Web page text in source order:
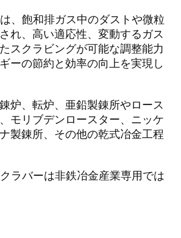
、飽和排ガス中のダストや微粒
れ、高い適応性、変動するガス
スクラビングが可能な調整能力
ーの節約と効率の向上を実現し
炉、転炉、亜鉛製錬所やロース
モリブデンロースター、ニッケ
製錬所、その他の乾式冶金工程
ラバーは非鉄冶金産業専用では